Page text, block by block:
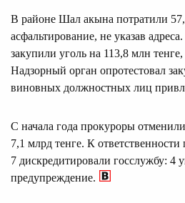
В районе Шал акына потратили
асфальтирование, не указав
закупили уголь на 113,8 млн
Надзорный орган опротестовал
виновных должностных лиц
С начала года прокуроры
7,1 млрд тенге. К
7 дискредитировали госслужбу: 4
предупреждение.